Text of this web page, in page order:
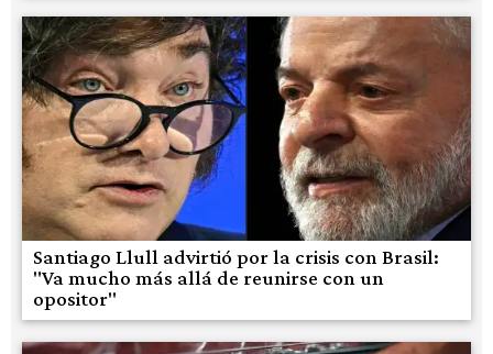
Santiago Llull advirtió por la crisis con Brasil:
"Va mucho más allá de reunirse con un
opositor"